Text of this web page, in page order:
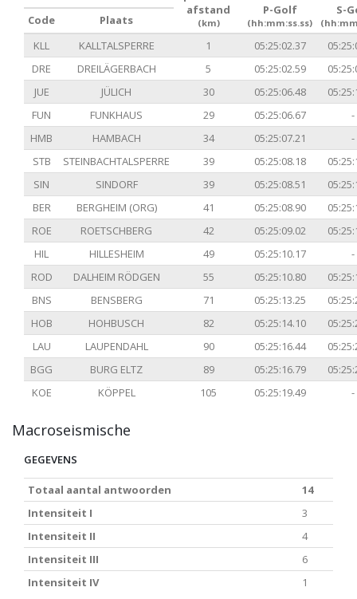
afstand
(km)
P-Golf
(hh:mm:ss.ss)
S-
Code
Plaats
KLL
KALLTALSPERRE 1 05:25:02.37
DRE
DREILÄGERBACH 5 05:25:02.59
JUE
JÜLICH 30 05:25:06.48
FUN
FUNKHAUS 29 05:25:06.67
-
HMB
HAMBACH 34 05:25:07.21
-
STB
STEINBACHTALSPERRE 39 05:25:08.18
SIN
SINDORF 39 05:25:08.51
BER
BERGHEIM (ORG) 41 05:25:08.90
ROE
ROETSCHBERG 42 05:25:09.02
HIL
HILLESHEIM 49 05:25:10.17
-
ROD
DALHEIM RÖDGEN 55 05:25:10.80
BNS
BENSBERG 71 05:25:13.25
HOB
HOHBUSCH 82 05:25:14.10
LAU
LAUPENDAHL 90 05:25:16.44
BGG
BURG ELTZ 89 05:25:16.79
KOE
KÖPPEL 105 05:25:19.49 -
Macroseismische
GEGEVENS
Totaal aantal antwoorden
14
Intensiteit I
3
Intensiteit II
4
Intensiteit III
6
Intensiteit IV
1